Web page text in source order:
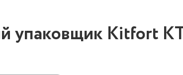
упаковщик Kitfort